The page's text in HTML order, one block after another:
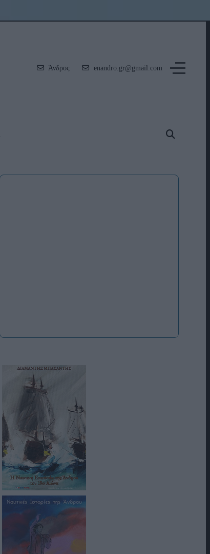
Άνδρος enandro.gr@gmail.com